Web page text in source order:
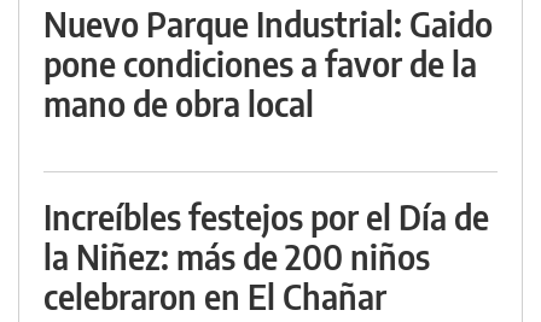
Nuevo Parque Industrial: Gaido
pone condiciones a favor de la
mano de obra local
Increíbles festejos por el Día de
la Niñez: más de 200 niños
celebraron en El Chañar